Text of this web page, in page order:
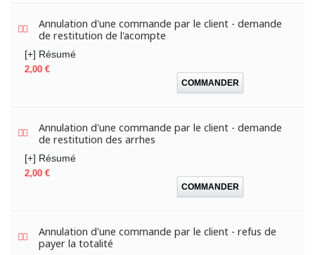
Annulation d'une commande par le client - demande
de restitution de l'acompte
[+] Résumé
Prix
2,00 €
COMMANDER
Annulation d'une commande par le client - demande
de restitution des arrhes
[+] Résumé
Prix
2,00 €
COMMANDER
Annulation d'une commande par le client - refus de
payer la totalité